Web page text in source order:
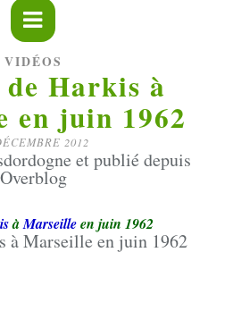
VIDÉOS
Harkis à
en juin 1962
2012
et publié depuis
Overblog
àMarseilleen juin 1962